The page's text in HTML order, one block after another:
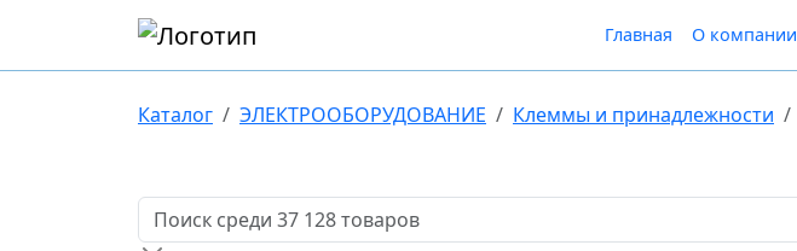
Главная О компании
Каталог ЭЛЕКТРООБОРУДОВАНИЕ Клеммы и принадлежности
Поиск товаров по названию или артикулу